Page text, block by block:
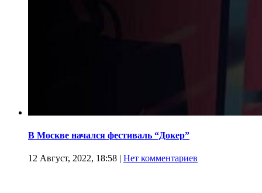
В Москве начался фестиваль “Докер”
12 Август, 2022, 18:58 | Нет комментариев